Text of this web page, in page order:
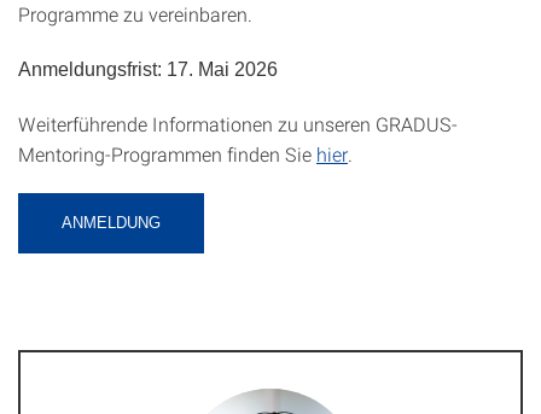
Programme zu vereinbaren.
Anmeldungsfrist: 17. Mai 2026
Weiterführende Informationen zu unseren GRADUS-
Mentoring-Programmen finden Sie hier
ANMELDUNG